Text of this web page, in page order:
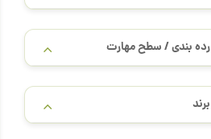
رده بندی / سطح مهارت
برند